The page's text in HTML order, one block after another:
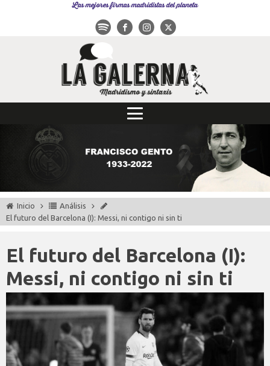
Las mejores firmas madridistas del planeta
Inicio
Análisis
El futuro del Barcelona (I): Messi, ni contigo ni sin ti
El futuro del Barcelona (I):
Messi, ni contigo ni sin ti